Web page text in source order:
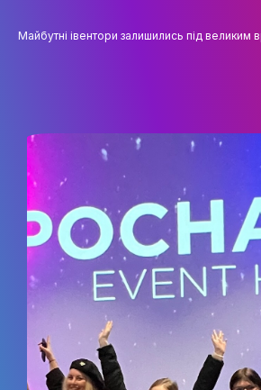
КОНФЕРЕНЦІЇ,
ПІДВИЩЕННЯ
ЯКІСТЬ ОСВІТИ
АКАДЕМІЧНА
ЗДОБУВАЧІВ
СПІВПРАЦЯ
ДОСЯГНЕННЯ ТА
Майбутні івентори залишились під великим